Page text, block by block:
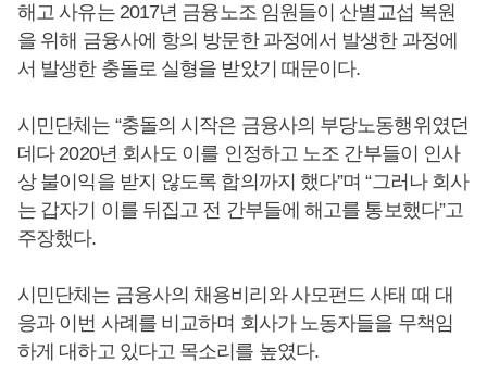
해고 사유는 2017년 금융노조 임원들이 산별교섭 복원
을 위해 금융사에 항의 방문한 과정에서 발생한 과정에
서 발생한 충돌로 실형을 받았기 때문이다.
시민단체는 “충돌의 시작은 금융사의 부당노동행위였던
데다 2020년 회사도 이를 인정하고 노조 간부들이 인사
상 불이익을 받지 않도록 합의까지 했다”며 “그러나 회사
는 갑자기 이를 뒤집고 전 간부들에 해고를 통보했다”고
주장했다.
시민단체는 금융사의 채용비리와 사모펀드 사태 때 대
응과 이번 사례를 비교하며 회사가 노동자들을 무책임
하게 대하고 있다고 목소리를 높였다.